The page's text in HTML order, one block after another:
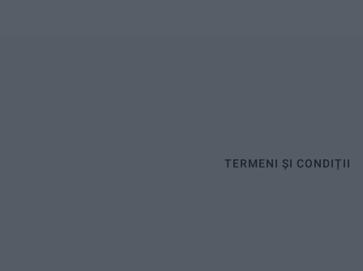
TERMENI ȘI CONDIȚII